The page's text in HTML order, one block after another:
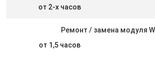
от 2-х часов
Ремонт / замена модуля
от 1,5 часов